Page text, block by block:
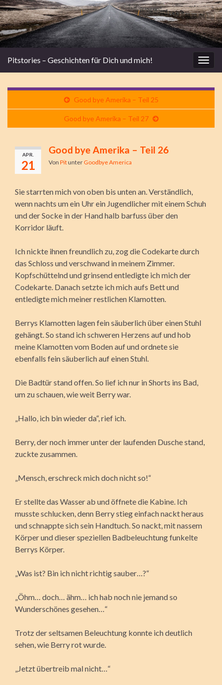
Pitstories – Geschichten für Dich und mich!
Good bye Amerika – Teil 25
Good bye Amerika – Teil 27
APR.
21
Good bye Amerika – Teil 26
Von Pitunter Goodbye America
Sie starrten mich von oben bis unten an. Verständlich,
wenn nachts um ein Uhr ein Jugendlicher mit einem Schuh
und der Socke in der Hand halb barfuss über den
Korridor läuft.
Ich nickte ihnen freundlich zu, zog die Codekarte durch
das Schloss und verschwand in meinem Zimmer.
Kopfschüttelnd und grinsend entledigte ich mich der
Codekarte. Danach setzte ich mich aufs Bett und
entledigte mich meiner restlichen Klamotten.
Berrys Klamotten lagen fein säuberlich über einen Stuhl
gehängt. So stand ich schweren Herzens auf und hob
meine Klamotten vom Boden auf und ordnete sie
ebenfalls fein säuberlich auf einen Stuhl.
Die Badtür stand offen. So lief ich nur in Shorts ins Bad,
um zu schauen, wie weit Berry war.
„Hallo, ich bin wieder da“, rief ich.
Berry, der noch immer unter der laufenden Dusche stand,
zuckte zusammen.
„Mensch, erschreck mich doch nicht so!“
Er stellte das Wasser ab und öffnete die Kabine. Ich
musste schlucken, denn Berry stieg einfach nackt heraus
und schnappte sich sein Handtuch. So nackt, mit nassem
Körper und dieser speziellen Badbeleuchtung funkelte
Berrys Körper.
„Was ist? Bin ich nicht richtig sauber…?“
„Öhm… doch… ähm… ich hab noch nie jemand so
Wunderschönes gesehen…“
Trotz der seltsamen Beleuchtung konnte ich deutlich
sehen, wie Berry rot wurde.
„Jetzt übertreib mal nicht…“